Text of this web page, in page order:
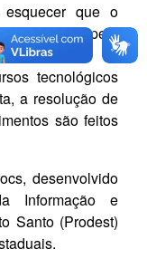
esquecer que o
pelo
Com os
tecnológicos
a resolução de
são feitos
desenvolvido
Informação e
Santo (Prodest)